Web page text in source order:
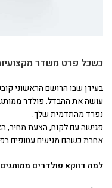
כשכל פרט משדר
בעידן שבו הרושם הראשוני
עושה את ההבדל. פולדר ממותג
נפרד מהתדמית שלך.
פגישה עם לקוח, הצעת מחיר,
אחרת כשהם מגיעים עטופים
למה דווקא פולדרים ממותגים